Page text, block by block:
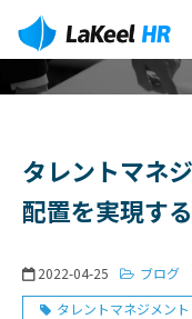
トップ
機能
分析例
タレントマネ
配置を実現す
2022-04-25
ブログ
タレントマネジメント